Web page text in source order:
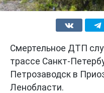
Смертельное ДТП
трассе Санкт-
Петрозаводск в
Ленобласти.